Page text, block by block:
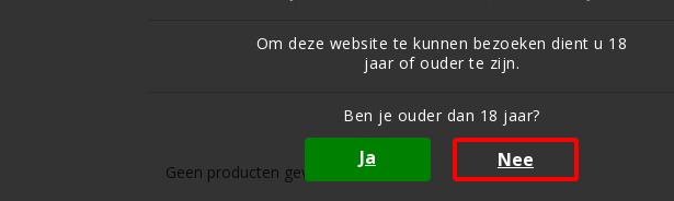
Om deze website te kunnen bezoeken dient u 18
jaar of ouder te zijn.
Ben je ouder dan 18 jaar?
Ja Nee
Geen producten gevonden!...